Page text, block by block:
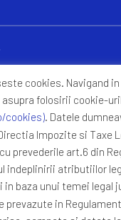
cookies. Navigand
folosirii cookie-
cookies). Datele
Impozite si Taxe
prevederile art.6 din
indeplinirii atributiilor
in baza unui temei legal
in